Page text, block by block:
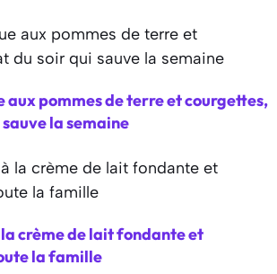
aux pommes de terre et courgettes,
la semaine
crème de lait fondante et
la famille